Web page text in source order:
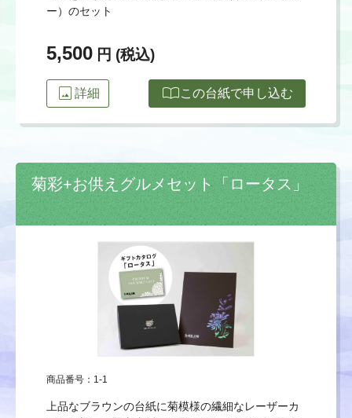
ー）のセット
5,500 円 (税込)
image 詳細 import_contactsこの台紙で申し込む
菊彩+お供えグルメセット「ロータス」
商品番号：1-1
上品なブラウンの台紙に菊模様の繊細なレーザーカ